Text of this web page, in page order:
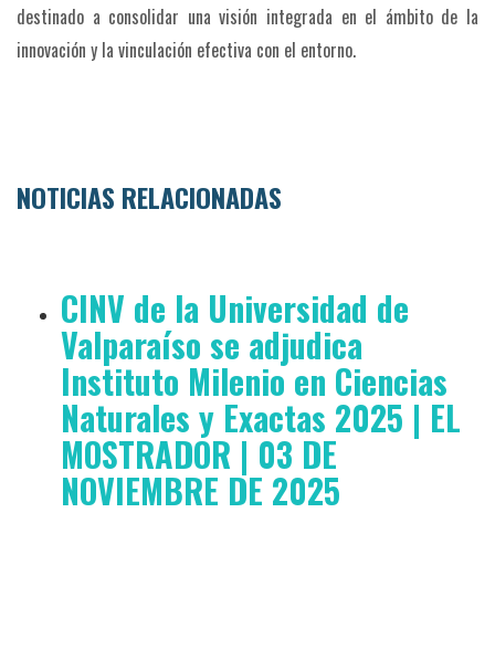
destinado a consolidar una visión integrada en el ámbito de la
innovación y la vinculación efectiva con el entorno.
NOTICIAS RELACIONADAS
CINV de la Universidad de
Valparaíso se adjudica
Instituto Milenio en Ciencias
Naturales y Exactas 2025 | EL
MOSTRADOR | 03 DE
NOVIEMBRE DE 2025